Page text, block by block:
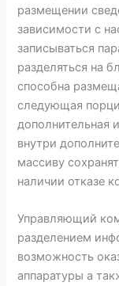
размещении
зависимости с
записываться
разделяться на
способна
следующая
дополнительная
внутри
массиву
наличии отказе
Управляющий
разделением
возможность
аппаратуры а